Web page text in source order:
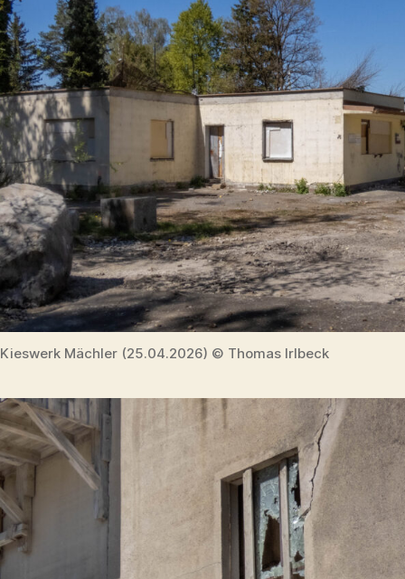
Kieswerk Mächler (25.04.2026) © Thomas Irlbeck